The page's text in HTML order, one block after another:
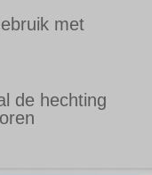
met
de hechting